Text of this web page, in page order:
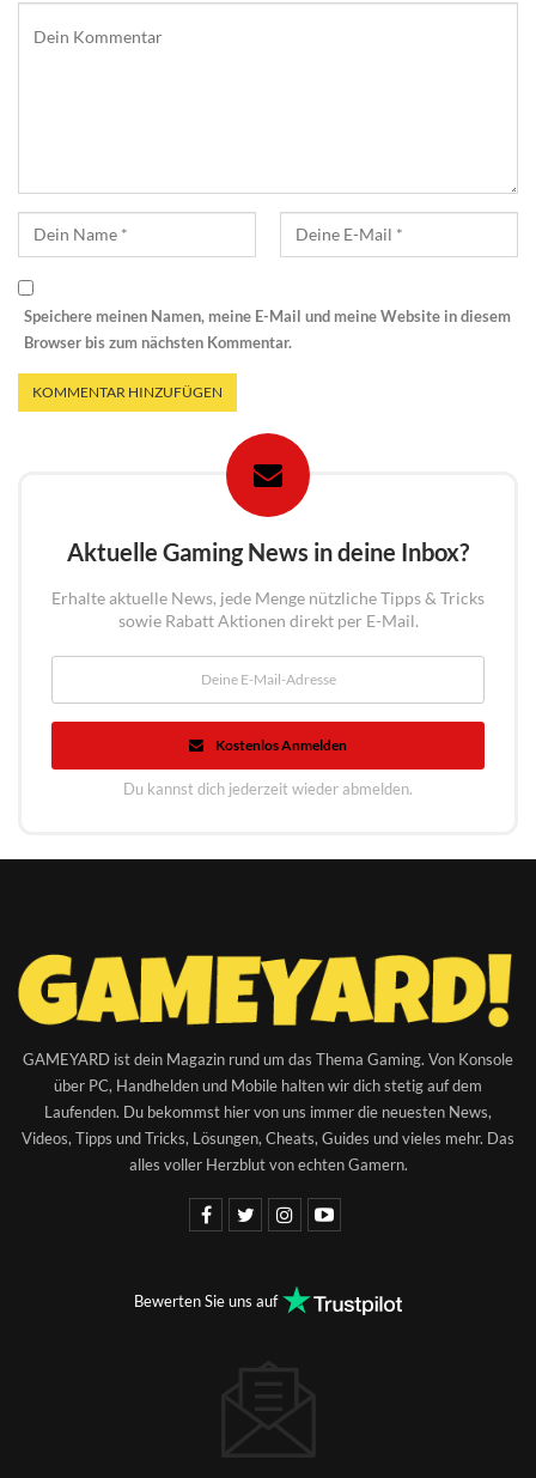
Speichere meinen Namen, meine E-Mail und meine Website in diesem
Browser bis zum nächsten Kommentar.
Aktuelle Gaming News in deine Inbox?
Erhalte aktuelle News, jede Menge nützliche Tipps & Tricks
sowie Rabatt Aktionen direkt per E-Mail.
Kostenlos Anmelden
Du kannst dich jederzeit wieder abmelden.
GAMEYARD ist dein Magazin rund um das Thema Gaming. Von Konsole
über PC, Handhelden und Mobile halten wir dich stetig auf dem
Laufenden. Du bekommst hier von uns immer die neuesten News,
Videos, Tipps und Tricks, Lösungen, Cheats, Guides und vieles mehr. Das
alles voller Herzblut von echten Gamern.
Bewerten Sie uns auf